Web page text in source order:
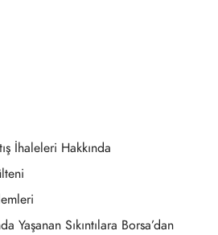
İhaleleri Hakkında
Yaşanan Sıkıntılara Borsa’dan